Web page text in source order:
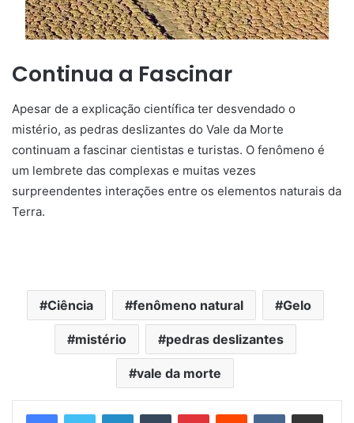
Continua a Fascinar
Apesar de a explicação científica ter desvendado o
mistério, as pedras deslizantes do Vale da Morte
continuam a fascinar cientistas e turistas. O fenômeno é
um lembrete das complexas e muitas vezes
surpreendentes interações entre os elementos naturais da
Terra.
Ciência fenômeno natural Gelo
mistério pedras deslizantes
vale da morte